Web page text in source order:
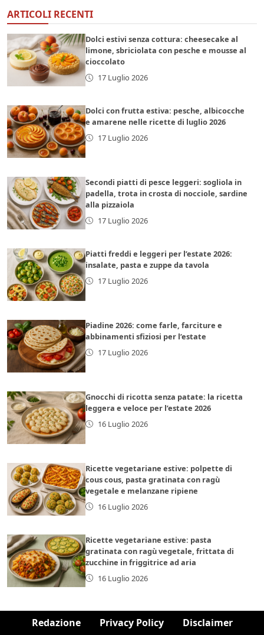
ARTICOLI RECENTI
Dolci estivi senza cottura: cheesecake al
limone, sbriciolata con pesche e mousse al
cioccolato
17 Luglio 2026
Dolci con frutta estiva: pesche, albicocche
e amarene nelle ricette di luglio 2026
17 Luglio 2026
Secondi piatti di pesce leggeri: sogliola in
padella, trota in crosta di nocciole, sardine
alla pizzaiola
17 Luglio 2026
Piatti freddi e leggeri per l’estate 2026:
insalate, pasta e zuppe da tavola
17 Luglio 2026
Piadine 2026: come farle, farciture e
abbinamenti sfiziosi per l’estate
17 Luglio 2026
Gnocchi di ricotta senza patate: la ricetta
leggera e veloce per l’estate 2026
16 Luglio 2026
Ricette vegetariane estive: polpette di
cous cous, pasta gratinata con ragù
vegetale e melanzane ripiene
16 Luglio 2026
Ricette vegetariane estive: pasta
gratinata con ragù vegetale, frittata di
zucchine in friggitrice ad aria
16 Luglio 2026
Redazione Privacy Policy Disclaimer